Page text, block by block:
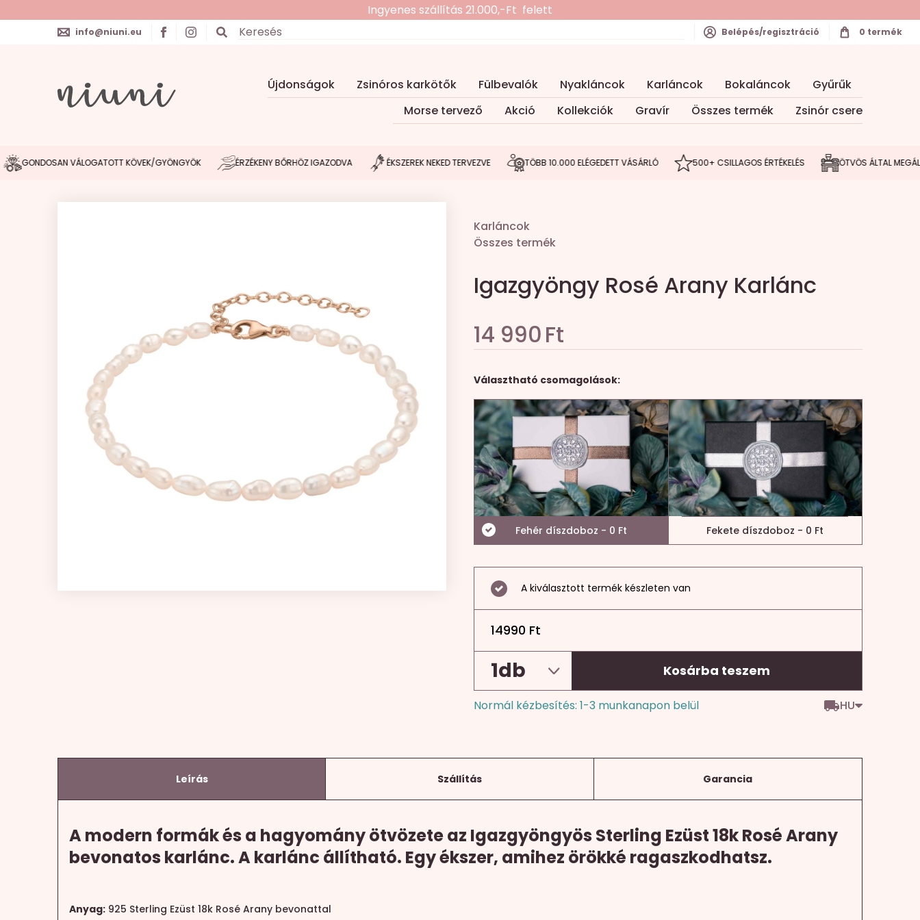
Újdonságok Zsinóros karkötők Fülbevalók Nyakláncok Karláncok Bokaláncok
Gyűrűk
Morse tervező
Akció Kollekciók Gravír Összes termék Zsinór csere
info@niuni.eu Belépés/regisztráció 0 termék
Ingyenes szállítás 21.000,-Ft felett
GONDOSAN VÁLOGATOTT KÖVEK/GYÖNGYÖK ÉRZÉKENY BŐRHÖZ IGAZODVA ÉKSZEREK NEKED TERVEZVE TÖBB 10.000 ELÉGEDETT VÁSÁRLÓ 500+ CSILLAGOS ÉRTÉKELÉS ÖTVÖS ÁLTAL
Karláncok
Összes termék
Igazgyöngy Rosé Arany Karlánc
14 990Ft
Választható csomagolások:
Fehér díszdoboz - 0 Ft Fekete díszdoboz - 0 Ft
A kiválasztott termék készleten van
14990 Ft
Kosárba teszem
Normál kézbesítés: 1-3 munkanapon belül HU
Leírás Szállítás Garancia
A modern formák és a hagyomány ötvözete az Igazgyöngyös Sterling Ezüst 18k Rosé Arany
bevonatos karlánc. A karlánc állítható. Egy ékszer, amihez örökké ragaszkodhatsz.
Anyag: 925 Sterling Ezüst 18k Rosé Arany bevonattal